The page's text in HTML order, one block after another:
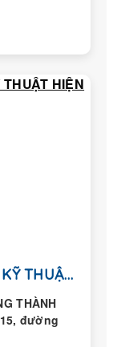
THÔNG BÁO TUYỂN CÁN BỘ KỸ THUẬT HIỆN...
THÀNH
đường